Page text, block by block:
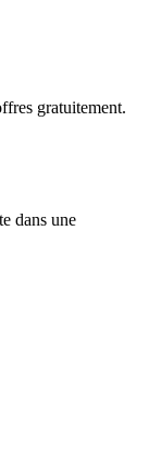
gratuitement.
dans une